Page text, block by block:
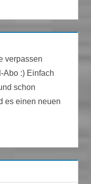
verpassen
Abo :) Einfach
schon
es einen neuen